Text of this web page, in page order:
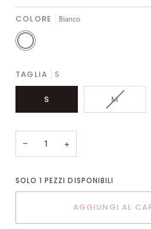
COLORE Bianco
Bianco
TAGLIA S
S M
− +
SOLO1 PEZZI DISPONIBILI
AGGIUNGI AL